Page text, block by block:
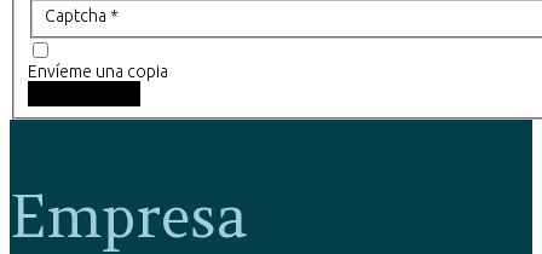
Captcha *
Envíeme una copia
Empresa